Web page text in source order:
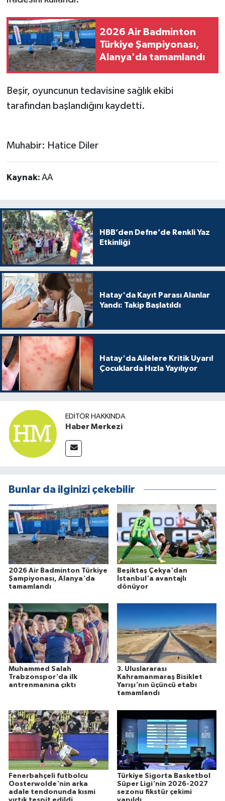
2026 Air Badminton
Türkiye Şampiyonası,
Alanya'da tamamlandı
Beşir, oyuncunun tedavisine sağlık ekibi
tarafından başlandığını kaydetti.
Muhabir: Hatice Diler
Kaynak: AA
HBB’den Defne’de Renkli Yaz
Etkinliği
Hatay'da Kayıt Parası Alanlar
Yandı: Takip Başlatıldı
Hatay'da Ailelere Kritik Uyarı!
Çocuklarda Hızla Yayılıyor
EDITÖR HAKKINDA
Haber Merkezi
Bunlar da ilginizi çekebilir
2026 Air Badminton Türkiye
Şampiyonası, Alanya'da
tamamlandı
Beşiktaş Çekya'dan
İstanbul'a avantajlı
dönüyor
Muhammed Salah
Trabzonspor'da ilk
antrenmanına çıktı
3. Uluslararası
Kahramanmaraş Bisiklet
Yarışı'nın üçüncü etabı
tamamlandı
Fenerbahçeli futbolcu
Oosterwolde'nin arka
adale tendonunda kısmi
Türkiye Sigorta Basketbol
Süper Ligi'nin 2026-2027
sezonu fikstür çekimi